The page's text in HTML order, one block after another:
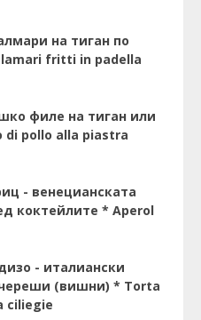
на тиган по
fritti in padella
филе на тиган или
di pollo alla piastra
- венецианската
коктейлите * Aperol
- италиански
(вишни) * Torta
ciliegie